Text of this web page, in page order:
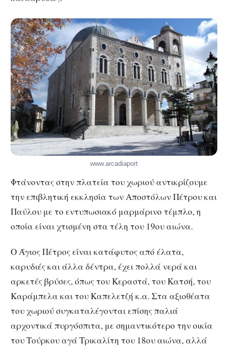
www.arcadiaport
Φτάνοντας στην πλατεία του χωριού αντικρίζουμε
την επιβλητική εκκλησία των Αποστόλων Πέτρου και
Παύλου με το εντυπωσιακό μαρμάρινο τέμπλο, η
οποία είναι χτισμένη στα τέλη του 19ου αιώνα.
Ο Άγιος Πέτρος είναι κατάφυτος από έλατα,
καρυδιές και άλλα δέντρα, έχει πολλά νερά και
αρκετές βρύσες, όπως του Κεραστά, του Κατσή, του
Καράμπελα και του Καπελετζή κ.α. Στα αξιοθέατα
του χωριού συγκαταλέγονται επίσης παλιά
αρχοντικά πυργόσπιτα, με σημαντικότερο την οικία
του Τούρκου αγά Τρικαλίτη του 18ου αιώνα, αλλά